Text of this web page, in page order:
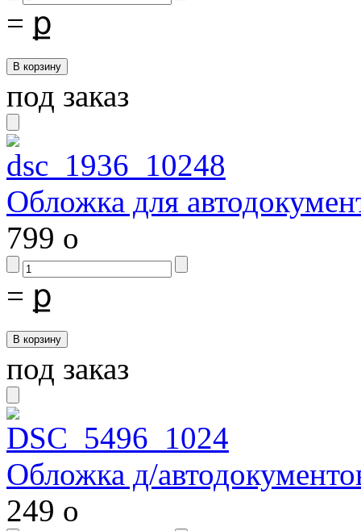
= ք
под заказ
Обложка для
799 o
= ք
под заказ
Обложка д/
249 o